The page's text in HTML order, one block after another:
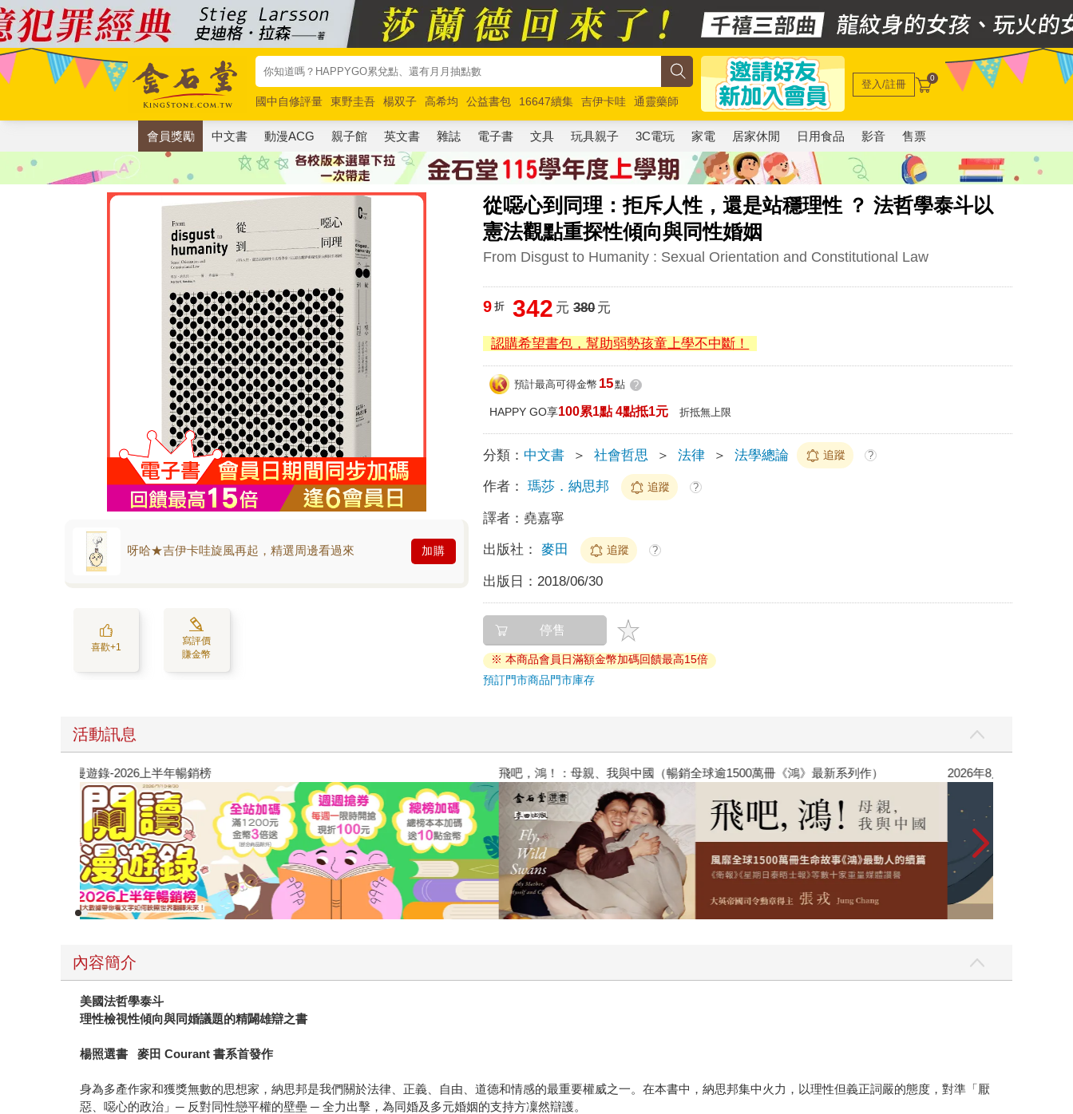
國中自修評量 東野圭吾 楊双子 高希均 公益書包 16647續集 吉伊卡哇
通靈藥師
唯紅花綻放
奧德賽 路邊攤新作 馬斯克 玩具總動員5 超慢跑
登入/註冊 0
會員獎勵 中文書 動漫ACG 親子館 英文書 雜誌 電子書 文具 玩具親子 3C電玩 家電 居家休閒 日用食品 影音 售票
從噁心到同理：拒斥人性，還是站穩理性 ？ 法哲學泰斗以
憲法觀點重探性傾向與同性婚姻
From Disgust to Humanity : Sexual Orientation and Constitutional Law
呀哈★吉伊卡哇旋風再起，精選周邊看過來 加購
喜歡+1
寫評價
賺金幣
9 折 342 元 380元
認購希望書包，幫助弱勢孩童上學不中斷！
預計最高可得金幣 15點 ?
HAPPY GO享100累1點 4點抵1元 折抵無上限
分類： 中文書 ＞ 社會哲思 ＞ 法律 ＞ 法學總論 追蹤 ?
作者： 瑪莎．納思邦 追蹤 ?
譯者： 堯嘉寧
出版社： 麥田 追蹤 ?
出版日： 2018/06/30
停售
※ 本商品會員日滿額金幣加碼回饋最高15倍
預訂門市商品門市庫存
活動訊息
閱讀漫遊錄-2026上半年暢銷榜 飛吧，鴻！：母親、我與中國（暢銷全球逾1500萬冊《鴻》最新系列作） 2026年8月金石
內容簡介
美國法哲學泰斗
理性檢視性傾向與同婚議題的精闢雄辯之書
楊照選書 麥田 Courant書系首發作
身為多產作家和獲獎無數的思想家，納思邦是我們關於法律、正義、自由、道德和情感的最重要權威之一。在本書中，納思邦集中火力，以理性但義正詞嚴的態度，對準「厭
惡、噁心的政治」─ 反對同性戀平權的壁壘 ─ 全力出擊，為同婚及多元婚姻的支持方凜然辯護。